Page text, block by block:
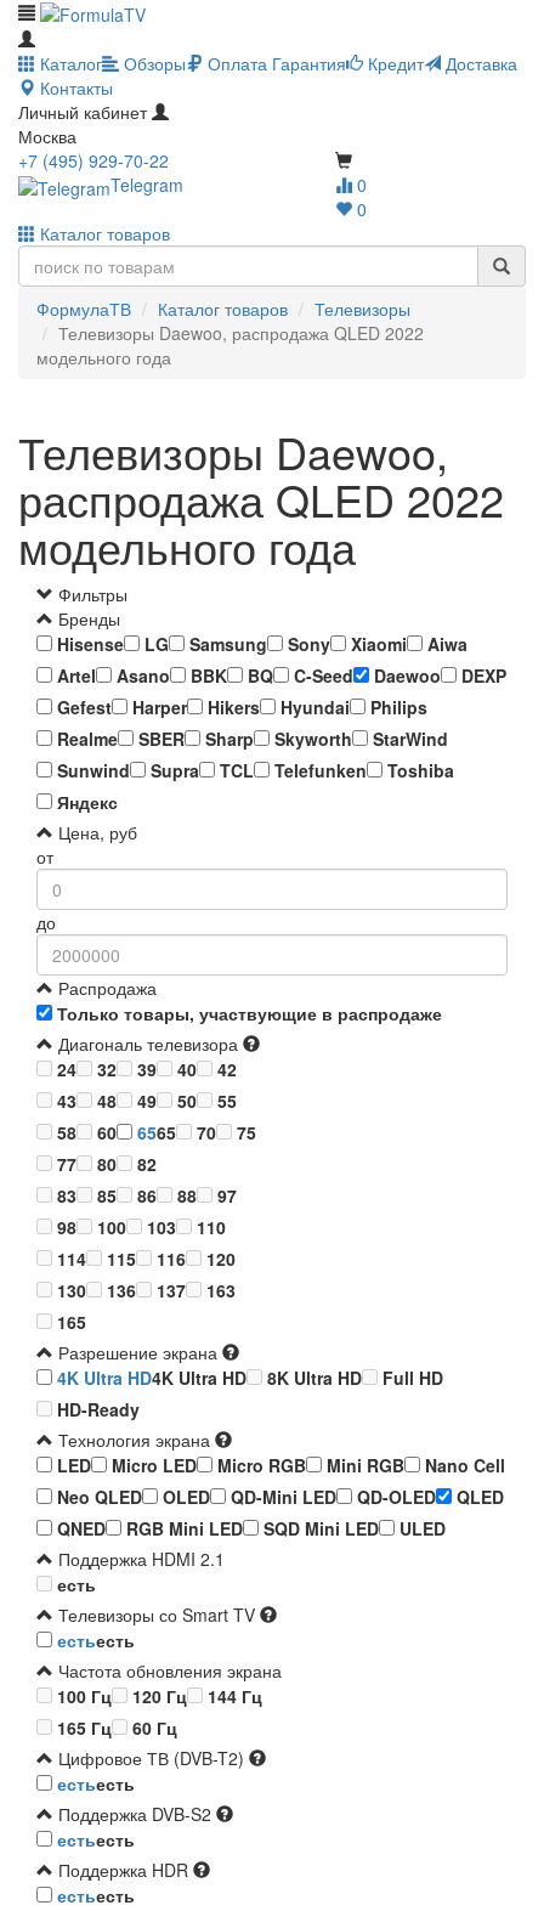
Каталог Обзоры Оплата Гарантия Кредит
Доставка
Контакты
Личный кабинет
Москва
0
0
+7 (495) 929-70-22
Telegram
Каталог товаров
ФормулаТВ Каталог товаров
Телевизоры
Телевизоры Daewoo, распродажа QLED 2022
модельного года
Телевизоры Daewoo,
распродажа QLED 2022
модельного года
Фильтры
Бренды
Hisense
LG Samsung Sony Xiaomi
Aiwa
Artel
Asano BBK BQ C-Seed Daewoo
DEXP
Gefest
Harper Hikers Hyundai
Philips
Realme
SBER Sharp Skyworth
StarWind
Sunwind
Supra TCL Telefunken
Toshiba
Яндекс
Цена, руб
от
до
Распродажа
Только товары, участвующие в распродаже
Диагональ телевизора
24
32 39 40
42
43
48 49 50
55
58
60 6565 70
75
77
80
82
83
85 86 88
97
98
100 103
110
114
115 116
120
130
136 137
163
165
Разрешение экрана
4K Ultra HD4K Ultra HD 8K Ultra HD
Full HD
HD-Ready
Технология экрана
LED
Micro LED Micro RGB Mini RGB
Nano Cell
Neo QLED
OLED QD-Mini LED QD-OLED
QLED
QNED
RGB Mini LED SQD Mini LED
ULED
Поддержка HDMI 2.1
есть
Телевизоры со Smart TV
естьесть
Частота обновления экрана
100 Гц
120 Гц
144 Гц
165 Гц
60 Гц
Цифровое ТВ (DVB-T2)
естьесть
Поддержка DVB-S2
естьесть
Поддержка HDR
естьесть